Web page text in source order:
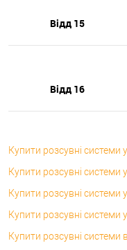
Відд 15
Відд 16
Купити розсувні системи
Купити розсувні системи
Купити розсувні системи
Купити розсувні системи
Купити розсувні системи в